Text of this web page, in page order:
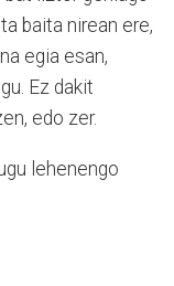
baita nirean ere,
egia esan,
Ez dakit
edo zer.
lehenengo